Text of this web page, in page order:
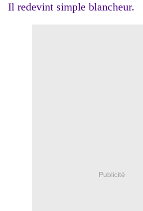
Il redevint simple blancheur.
Publicité